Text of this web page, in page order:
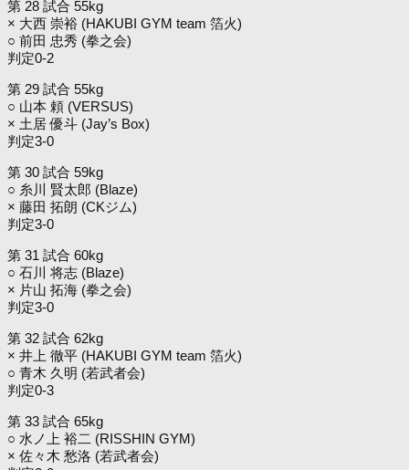
第 28 試合 55kg
× 大西 崇裕 (HAKUBI GYM team 箔火)
○ 前田 忠秀 (拳之会)
判定0-2
第 29 試合 55kg
○ 山本 頼 (VERSUS)
× 土居 優斗 (Jay’s Box)
判定3-0
第 30 試合 59kg
○ 糸川 賢太郎 (Blaze)
× 藤田 拓朗 (CKジム)
判定3-0
第 31 試合 60kg
○ 石川 将志 (Blaze)
× 片山 拓海 (拳之会)
判定3-0
第 32 試合 62kg
× 井上 徹平 (HAKUBI GYM team 箔火)
○ 青木 久明 (若武者会)
判定0-3
第 33 試合 65kg
○ 水ノ上 裕二 (RISSHIN GYM)
× 佐々木 愁洛 (若武者会)